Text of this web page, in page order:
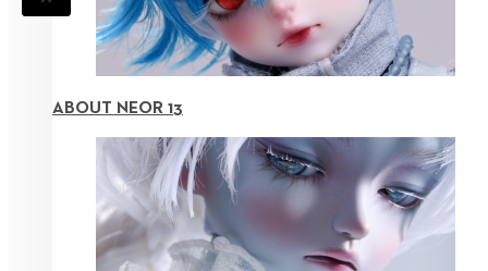
ABOUT NEOR 13